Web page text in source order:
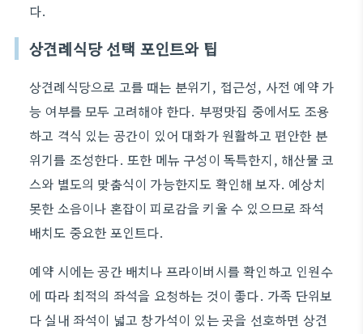
다.
상견례식당 선택 포인트와 팁
상견례식당으로 고를 때는 분위기, 접근성, 사전 예약 가
능 여부를 모두 고려해야 한다. 부평맛집 중에서도 조용
하고 격식 있는 공간이 있어 대화가 원활하고 편안한 분
위기를 조성한다. 또한 메뉴 구성이 독특한지, 해산물 코
스와 별도의 맞춤식이 가능한지도 확인해 보자. 예상치
못한 소음이나 혼잡이 피로감을 키울 수 있으므로 좌석
배치도 중요한 포인트다.
예약 시에는 공간 배치나 프라이버시를 확인하고 인원수
에 따라 최적의 좌석을 요청하는 것이 좋다. 가족 단위보
다 실내 좌석이 넓고 창가석이 있는 곳을 선호하면 상견